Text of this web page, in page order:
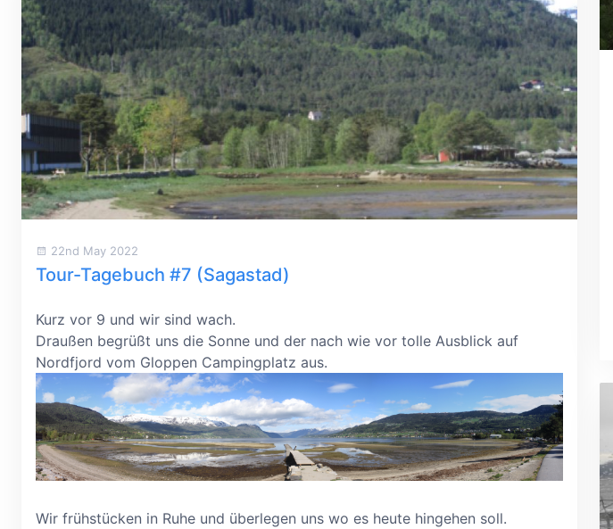
22nd May 2022
Tour-Tagebuch #7 (Sagastad)
Kurz vor 9 und wir sind wach.
Draußen begrüßt uns die Sonne und der nach wie vor tolle Ausblick auf
Nordfjord vom Gloppen Campingplatz aus.
Wir frühstücken in Ruhe und überlegen uns wo es heute hingehen soll.